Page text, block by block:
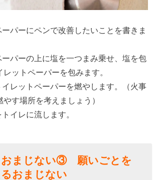
パーにペンで改善したいことを書きま
パーの上に塩を一つまみ乗せ、塩を包
ットペーパーを包みます。
レットペーパーを燃やします。（火事
す場所を考えましょう）
イレに流します。
おまじない③ 願いごとを
おまじない